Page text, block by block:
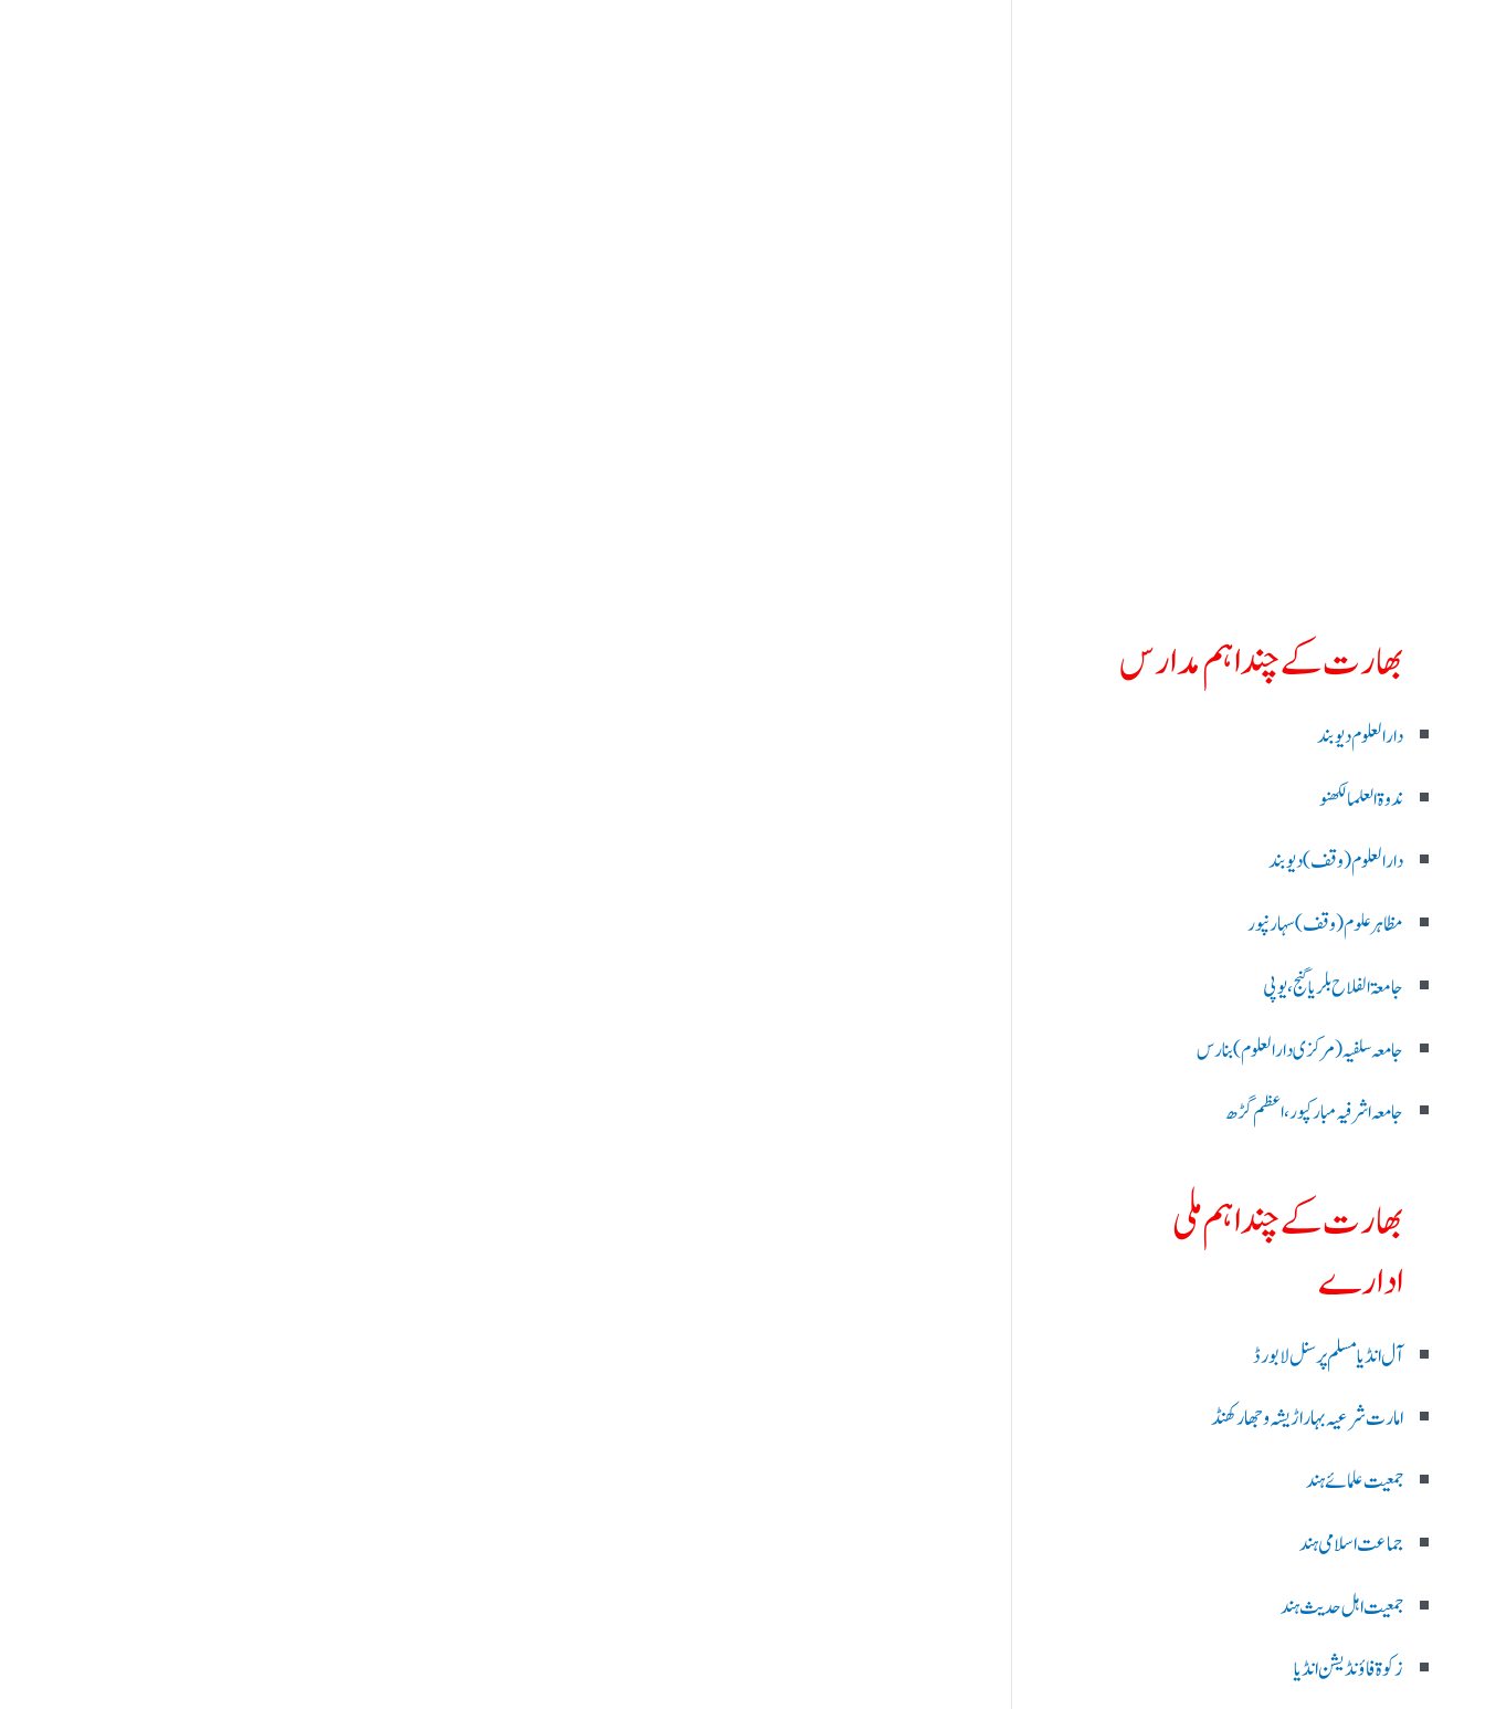
بھارت کے چند اہم مدارس
دارالعلوم دیوبند
ندوۃالعلما لکھنو
دارالعلوم (وقف)دیوبند
مظاہرعلوم (وقف)سہارنپور
جامعۃ الفلاح بلریاگنج،یوپی
جامعہ سلفیہ(مرکزی دارالعلوم )بنارس
جامعہ اشرفیہ مبارکپور،اعظم گڑھ
بھارت کے چند اہم ملی
ادارے
آل انڈیا مسلم پرسنل لا بورڈ
امارت شرعیہ بہار اڑیشہ و جھارکھنڈ
جمعیت علمائے ہند
جماعت اسلامی ہند
جمعیت اہل حدیث ہند
زکوۃ فاؤنڈیشن انڈیا